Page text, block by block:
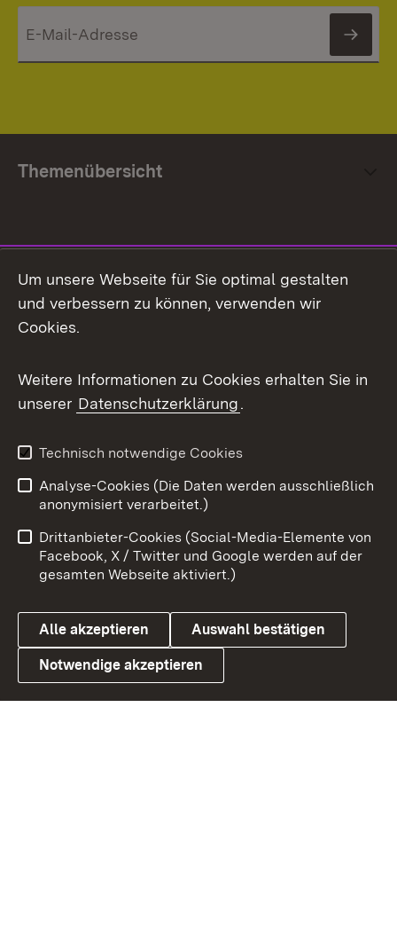
Themenübersicht
Facebook
X / Twitter
Youtube
Link zum Landesportal
Impressum
Kontakt
Barrierefreiheit
Datenschutz
Cookies
Um unsere Webseite für Sie optimal gestalten
und verbessern zu können, verwenden wir
Cookies.
Weitere Informationen zu Cookies erhalten Sie in
unserer Datenschutzerklärung.
Technisch notwendige Cookies
Analyse-Cookies (Die Daten werden ausschließlich
anonymisiert verarbeitet.)
Drittanbieter-Cookies (Social-Media-Elemente von
Facebook, X / Twitter und Google werden auf der
gesamten Webseite aktiviert.)
Alle akzeptieren Auswahl bestätigen
Notwendige akzeptieren